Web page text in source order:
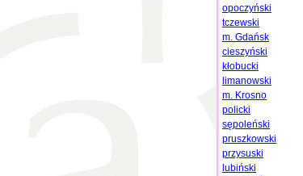
opoczyński
tczewski
m. Gdańsk
cieszyński
kłobucki
limanowski
m. Krosno
policki
sępoleński
pruszkowski
przysuski
lubiński